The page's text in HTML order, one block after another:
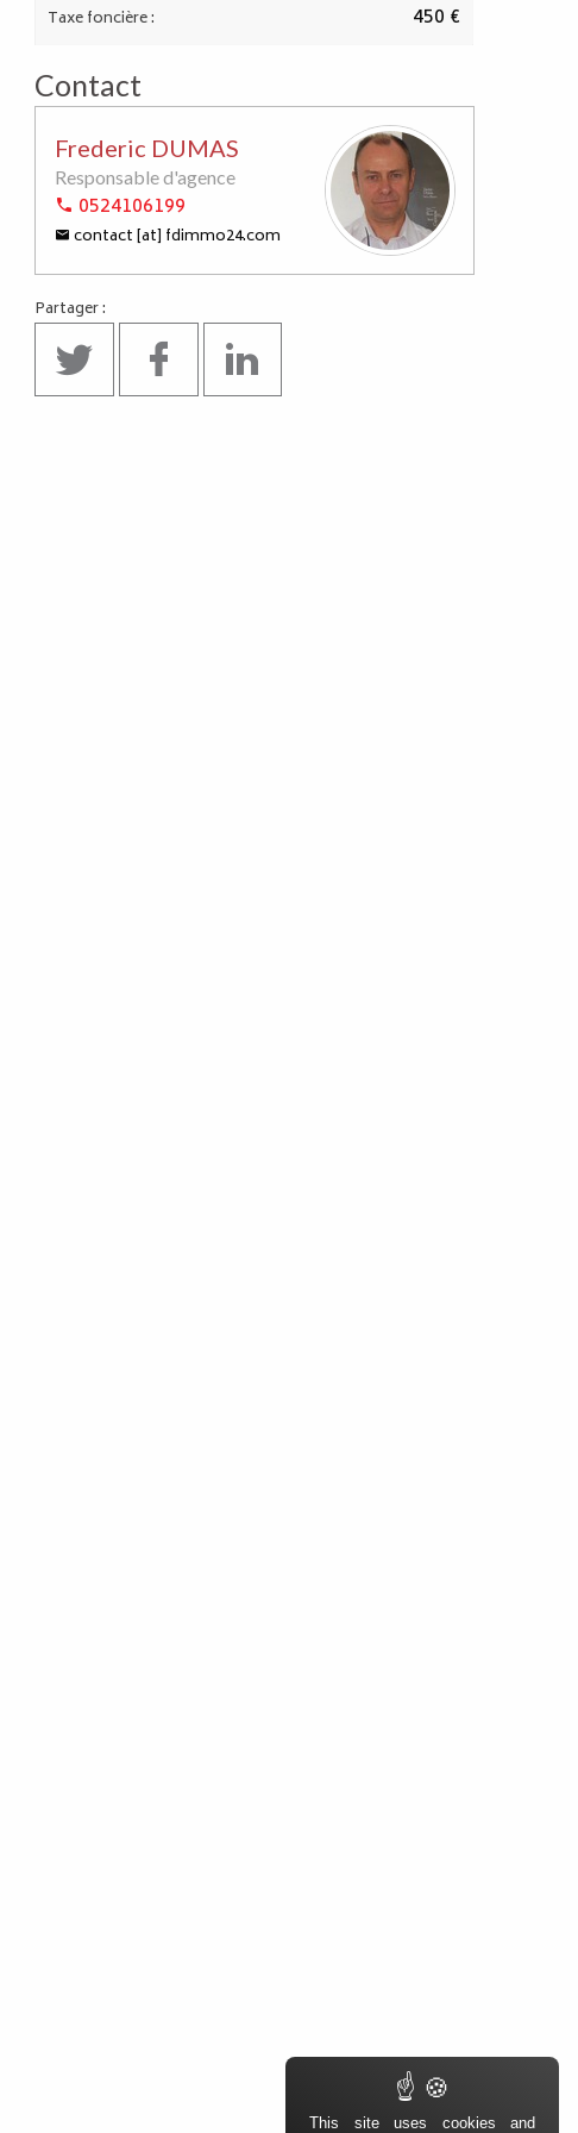
Taxe foncière : 450 €
Contact
Frederic DUMAS
Responsable d'agence
0524106199
contact [at] fdimmo24.com
Partager :
This site uses cookies and